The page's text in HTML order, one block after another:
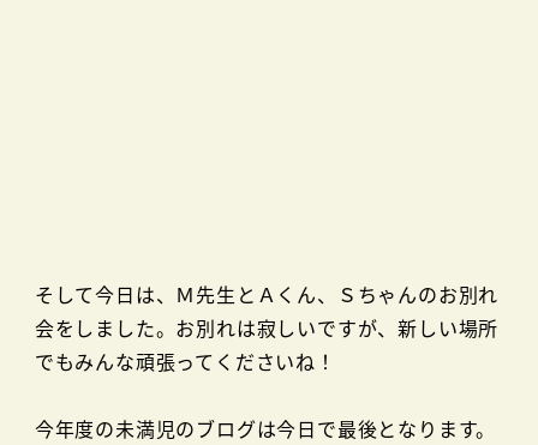
そして今日は、Ｍ先生とＡくん、Ｓちゃんのお別れ
会をしました。お別れは寂しいですが、新しい場所
でもみんな頑張ってくださいね！
今年度の未満児のブログは今日で最後となります。